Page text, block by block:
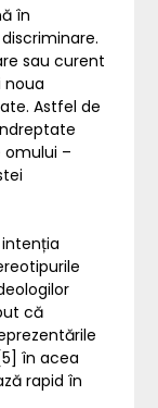
în
sau curent
noua
Astfel de
omului –
că
în acea
rapid în